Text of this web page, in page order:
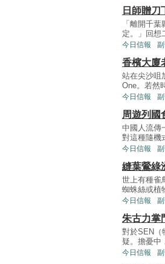
日師贈刀
「離開千
定。」回想
今日信報
香檳大廈
站在尖沙咀
One。若然
今日信報
周遊列國
中國人流傳
對這種隨機
今日信報
縫葉鶯綠
世上有種雀
蜘蛛絲或植
今日信報
朱古力掌
對於SEN（
疑。擔憂中
今日信報